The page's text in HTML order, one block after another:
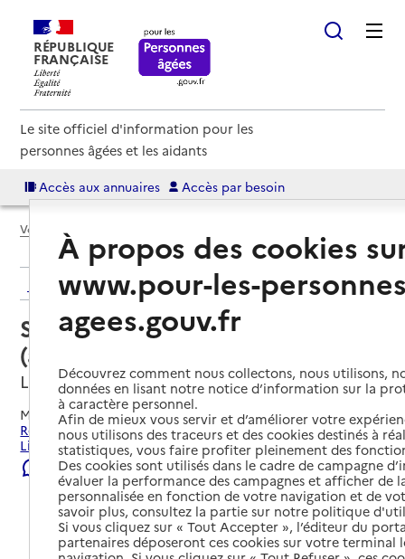
RÉPUBLIQUE
FRANÇAISE
Le site officiel d'information pour les
personnes âgées et les aidants
Accès aux annuaires Accès par besoin
Voir le fil d’Ariane
Retour aux résultats de l'annuaire
Service autonomie à domicile
(aide) – Domaliance
Lisieux, CALVADOS
Mis à jour le06/08/2026
Rechercher les établissements et services autour de
Lisieux.
Signaler une erreur
À propos des cookies
www.pour-les-
agees.gouv.fr
Découvrez comment nous collectons, nous utilisons,
données en lisant notre notice d’information sur la
à caractère personnel.
Afin de mieux vous servir et d’améliorer votre
nous utilisons des traceurs et des cookies destinés à
statistiques, vous faire profiter pleinement des
Des cookies sont utilisés dans le cadre de campagne
évaluer la performance des campagnes et afficher de
personnalisée en fonction de votre navigation et de
savoir plus, consultez la partie sur notre politique
Si vous cliquez sur « Tout Accepter », l’éditeur du
partenaires déposeront ces cookies sur votre terminal